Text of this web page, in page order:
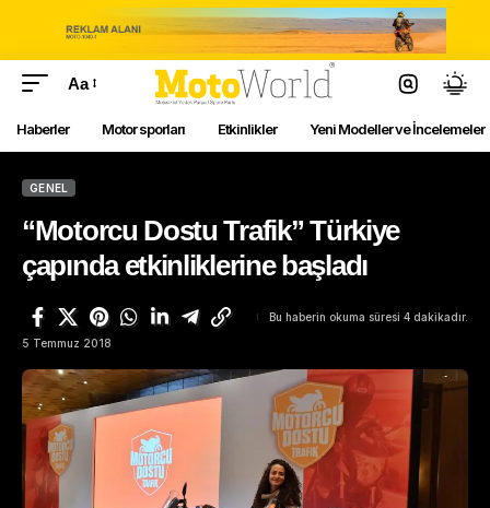
Aa
Haberler Motor sporları Etkinlikler Yeni Modeller ve İncelemeler
GENEL
“Motorcu Dostu Trafik” Türkiye
çapında etkinliklerine başladı
5 Temmuz 2018
Bu haberin okuma süresi 4 dakikadır.